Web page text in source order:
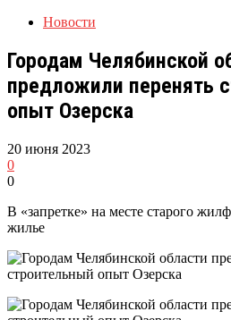
Новости
Городам Челябинской
предложили перенять
опыт Озерска
20 июня 2023
0
0
В «запретке» на месте старого
жилье